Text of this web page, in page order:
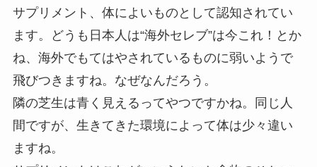
サプリメント、体によいものとして認知されてい
ます。どうも日本人は“海外セレブ”は今これ！とか
ね、海外でもてはやされているものに弱いようで
飛びつきますね。なぜなんだろう。
隣の芝生は青く見えるってやつですかね。同じ人
間ですが、生きてきた環境によって体は少々違い
ますね。